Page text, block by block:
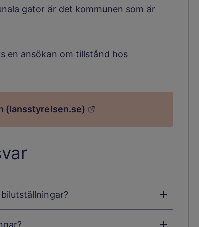
gator är det kommunen som är
en ansökan om tillstånd hos
(lansstyrelsen.se)